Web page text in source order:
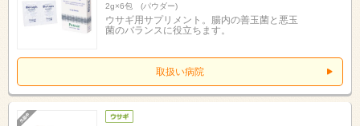
2g×6包 (パウダー)
ウサギ用サプリメント。腸内の善玉菌と悪玉
菌のバランスに役立ちます。
取扱い病院